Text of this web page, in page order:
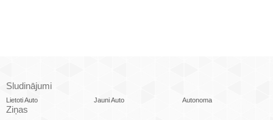
Sludinājumi
Lietoti Auto Jauni Auto Autonoma
Ziņas